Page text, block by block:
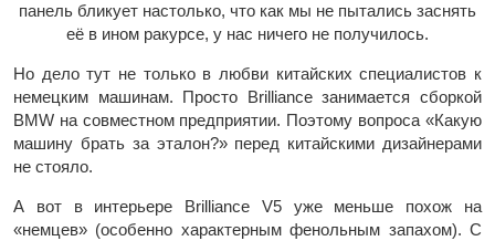
панель бликует настолько, что как мы не пытались заснять
её в ином ракурсе, у нас ничего не получилось.
Но дело тут не только в любви китайских специалистов к
немецким машинам. Просто Brilliance занимается сборкой
BMW на совместном предприятии. Поэтому вопроса «Какую
машину брать за эталон?» перед китайскими дизайнерами
не стояло.
А вот в интерьере Brilliance V5 уже меньше похож на
«немцев» (особенно характерным фенольным запахом). С